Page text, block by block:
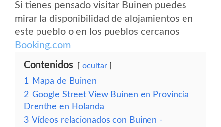
Si tienes pensado visitar Buinen puedes
mirar la disponibilidad de alojamientos en
este pueblo o en los pueblos cercanos
Booking.com
Contenidos ocultar
1
Mapa de Buinen
2 Google Street View Buinen en Provincia
Drenthe en Holanda
3 Vídeos relacionados con Buinen -